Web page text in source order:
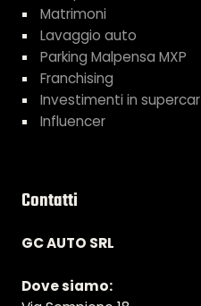
Matrimoni
Lavaggio auto
Parking Malpensa MXP
Franchising
Investimenti in supercar
Influencer
Contatti
GC AUTO SRL
Dove siamo: